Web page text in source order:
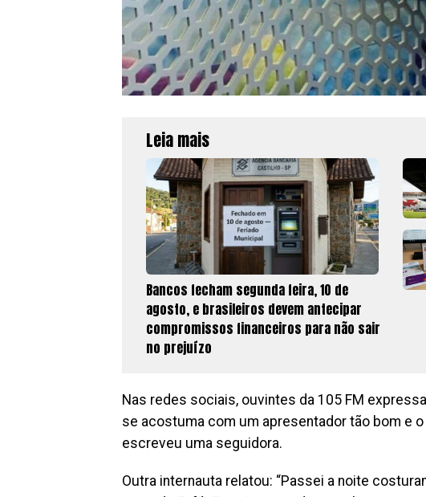
Leia mais
Bancos fecham segunda feira, 10 de
agosto, e brasileiros devem antecipar
compromissos financeiros para não sair
no prejuízo
Nas redes sociais, ouvintes da 105 FM
se acostuma com um apresentador tão bom e
escreveu uma seguidora.
Outra internauta relatou: “Passei a noite